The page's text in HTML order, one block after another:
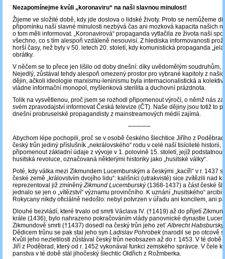
Nezapomínejme kvůli „koronaviru“ na naši slavnou minulost!
Žijeme ve složité době, kdy jde doslova o lidské životy. Proto se nemůžeme
připomínku naší slavné minulosti nezbývá čas ani mozková kapacita našich
o tom měli informovat. „Koronavirová“ propaganda vytlačila ze života naší
všechno, co s tím alespoň vzdáleně nesouvisí. Z hlediska informovanosti
horší časy, než byly v 50. letech 20. století, kdy komunistická propaganda
obrátky.
V něčem se to přece jen lišilo od doby dnešní: díky uvědomělým soudruhům,
Nejedlý, zůstával tehdy alespoň omezený prostor pro vybrané kapitoly z
dějin, ačkoli ideologie marxismu-leninismu byla internacionalistická a
vládne informační monopol, myšlenková sterilita a duchovní prázdnota.
Tolik na vysvětlenou, proč jsem se rozhodl připomenout výročí, o němž nás
svém zpravodajství informovat Česká televize (ČT). Naše dějiny jsou totiž to
dnešní probruselské propagandisty z mainstreamových médií zajímá.
─────
Abychom lépe pochopili, proč se v osobě českého šlechtice Jiřího z
český trůn jediný příslušník „nekrálovského“ rodu v celé naší tisícileté historii,
připomenout základní údaje z vývoje v 1. polovině 15. století, jejíž podstatnou
husitská revoluce, označovaná některými historiky jako „husitské války“.
Poté, kdy válka mezi Zikmundem Lucemburským a českými „kacíři“ v r. 1437
české země „královstvím dvojího lidu“: kališníci (utrakvisté) sice zvítězili nad
reprezentoval již zmíněnýZikmund Lucemburský(1368-1437) a část české
jednalo se jen o „vítězství“ významu provinčního. K uznání „husitského“
Rokycany nikdy oficiálně nedošlo: nebyl potvrzen v úřadu ani koncilem, ani
Dlouhé bezvládí, které trvalo od smrti Václava IV. (†1419) až do přijetí
krále (1436), bylo nahrazeno pokračováním vlády panovnické dynastie
Zikmundově smrti (†1437) dosedl na český trůn jeho zeťAlbrecht Habsburský
Dědicem trůnu se pak stal jeho syn Ladislav Pohrobek(narodil se po otcově
Kvůli jeho nezletilosti zůstával český trůn neobsazen až do r. 1453. V té době
Jiří z Poděbrad, který od r. 1452 vykonával funkci zemského správce. V čele
panstva v té době stál jihočeský šlechtic Oldřich z Rožmberka.